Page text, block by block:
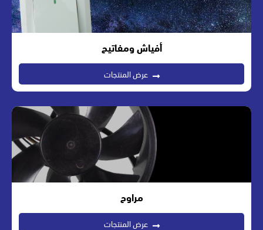
أفياش ومفاتيح
عرض المنتجات
مراوح
عرض المنتجات